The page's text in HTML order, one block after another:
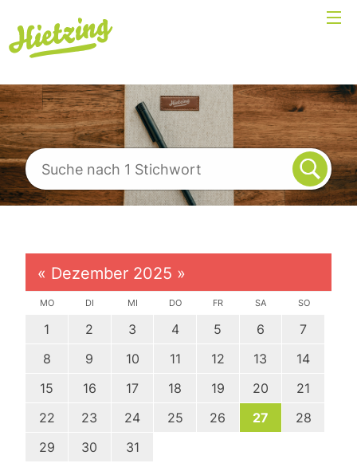
« Dezember 2025 »
MO DI MI DO FR SA SO
1 2 3 4 5 6
7
8
9 10 11 12 13
14
15
16 17 18 19 20
21
22
23 24 25 26 27
28
29
30 31